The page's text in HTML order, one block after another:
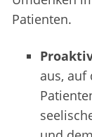
Patienten.
aus, auf